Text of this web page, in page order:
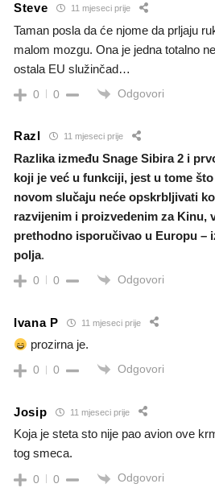
Steve 11 mjeseci prije
Taman posla da će njome da prljaju
malom mozgu. Ona je jedna totalno
ostala EU služinčad…
0 0 Odgovori
Razl 11 mjeseci prije
Razlika između Snage Sibira 2 i
koji je već u funkciji, jest u tome
novom slučaju neće opskrbljivati
razvijenim i proizvedenim za Kinu,
prethodno isporučivao u Europu –
polja.
0 0 Odgovori
Ivana P 11 mjeseci prije
prozirna je.
0 0 Odgovori
Josip 11 mjeseci prije
Koja je steta sto nije pao avion ove
tog smeca.
0 0 Odgovori